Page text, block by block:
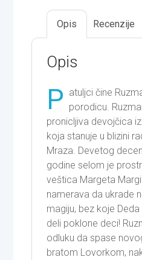
Opis Recenzije
Opis
P atuljci čine
porodicu.
pronicljiva devojčica
koja stanuje u blizini
Mraza. Devetog
godine selom je
veštica Margeta
namerava da ukrade
magiju, bez koje
deli poklone deci!
odluku da spase
bratom Lovorkom,